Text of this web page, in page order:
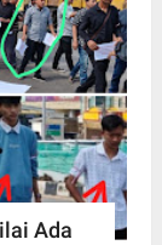
Ada